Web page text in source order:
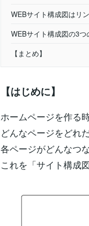
WEBサイト構成図はリ
WEBサイト構成図の3つ
【まとめ】
【はじめに】
ホームページを作る
どんなページをどれ
各ページがどんなつ
これを「サイト構成